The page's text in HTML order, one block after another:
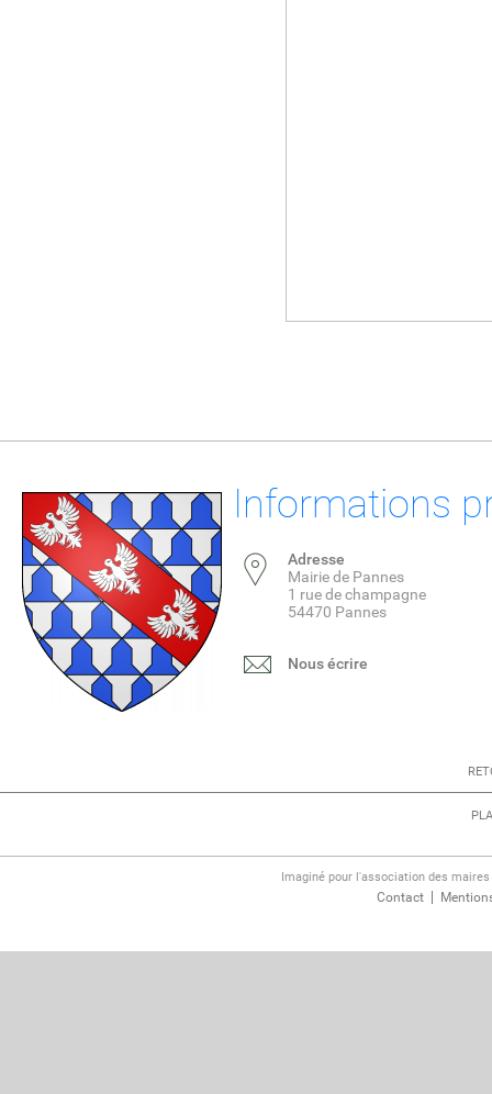
Informations
Adresse
Mairie de Pannes
1 rue de champagne
54470 Pannes
Nous écrire
Imaginé pour l'association des
Contact